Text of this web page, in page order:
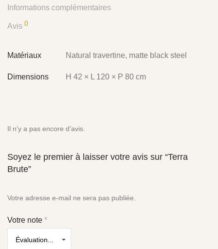
Informations complémentaires
Avis 0
Matériaux Natural travertine, matte black steel
Dimensions H 42 × L 120 × P 80 cm
Il n’y a pas encore d’avis.
Soyez le premier à laisser votre avis sur “Terra
Brute”
Votre adresse e-mail ne sera pas publiée.
Votre note *